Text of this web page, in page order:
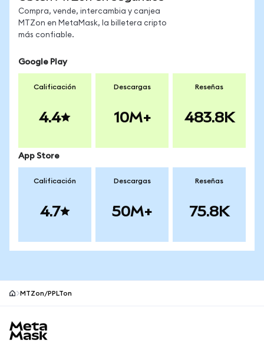
Compra, vende, intercambia y canjea
MTZon en MetaMask, la billetera cripto
más confiable.
Google Play
Calificación
4.4
Descargas
10M+
Reseñas
483.8K
App Store
Calificación
4.7
Descargas
50M+
Reseñas
75.8K
MTZon/PPLTon